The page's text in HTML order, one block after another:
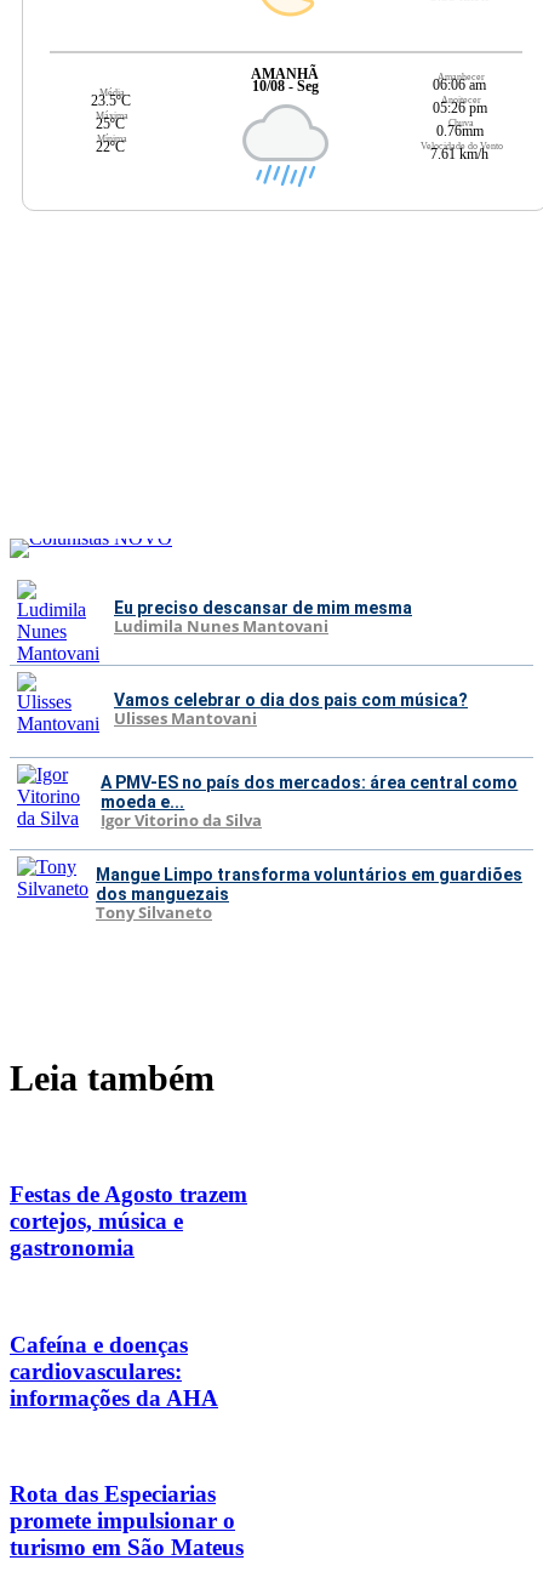
Média
23.5ºC
Máxima
25ºC
Mínima
22ºC
AMANHÃ
10/08 - Seg
Amanhecer
06:06 am
Anoitecer
05:26 pm
Chuva
0.76mm
Velocidade do Vento
7.61 km/h
Eu preciso descansar de mim mesma
Ludimila Nunes Mantovani
Vamos celebrar o dia dos pais com música?
Ulisses Mantovani
A PMV-ES no país dos mercados: área central como
moeda e...
Igor Vitorino da Silva
Mangue Limpo transforma voluntários em guardiões
dos manguezais
Tony Silvaneto
Leia também
Festas de Agosto trazem
cortejos, música e
gastronomia
Cafeína e doenças
cardiovasculares:
informações da AHA
Rota das Especiarias
promete impulsionar o
turismo em São Mateus